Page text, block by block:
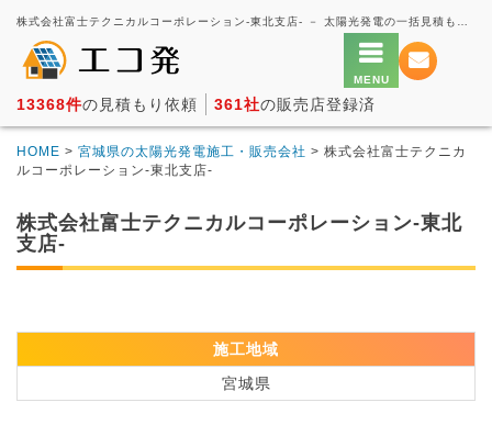
13368件の見積もり依頼 361社の販売店登録済
HOME > 宮城県の太陽光発電施工・販売会社 > 株式会社富士テクニカ
ルコーポレーション-東北支店-
株式会社富士テクニカルコーポレーション-東北
支店-
施工地域
宮城県